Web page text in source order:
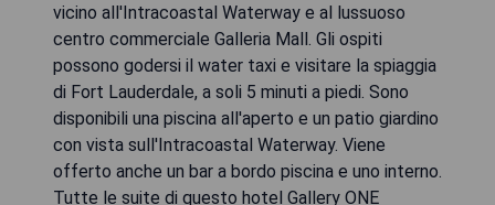
vicino all'Intracoastal Waterway e al lussuoso
centro commerciale Galleria Mall. Gli ospiti
possono godersi il water taxi e visitare la spiaggia
di Fort Lauderdale, a soli 5 minuti a piedi. Sono
disponibili una piscina all'aperto e un patio giardino
con vista sull'Intracoastal Waterway. Viene
offerto anche un bar a bordo piscina e uno interno.
Tutte le suite di questo hotel Gallery ONE